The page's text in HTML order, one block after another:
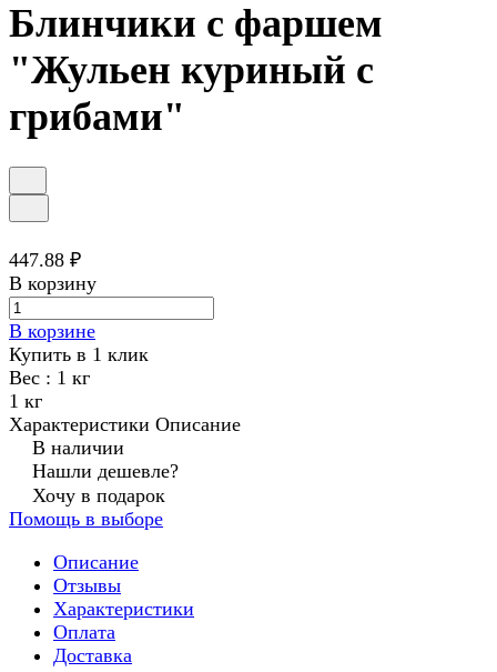
Блинчики с фаршем
"Жульен куриный с
грибами"
447.88 ₽
В корзину
В корзине
Купить в 1 клик
Вес : 1 кг
1 кг
Характеристики Описание
В наличии
Нашли дешевле?
Хочу в подарок
Помощь в выборе
Описание
Отзывы
Характеристики
Оплата
Доставка